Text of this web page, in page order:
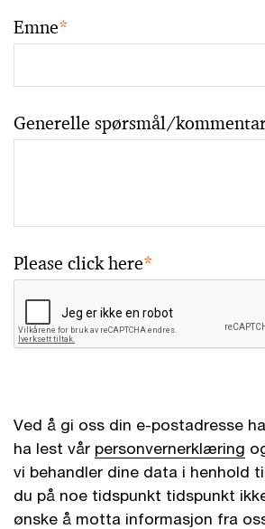
Emne*
Generelle spørsmål/
Please click here*
Ved å gi oss din e-postadresse
ha lest vår personvernerklæring
vi behandler dine data i henhold
du på noe tidspunkt tidspunkt
ønske å motta informasjon fra